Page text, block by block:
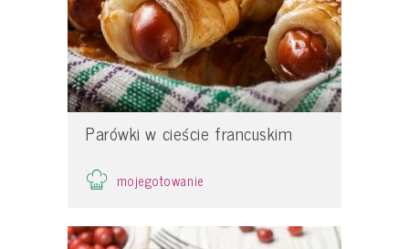
Parówki w cieście francuskim
mojegotowanie